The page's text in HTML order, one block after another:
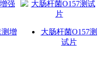
增
大肠杆菌O157测
试片